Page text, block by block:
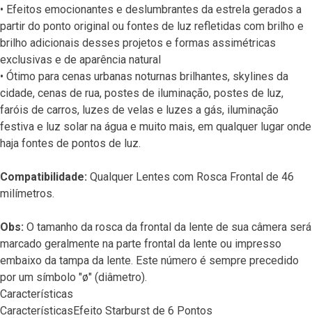
• Efeitos emocionantes e deslumbrantes da estrela gerados a
partir do ponto original ou fontes de luz refletidas com brilho e
brilho adicionais desses projetos e formas assimétricas
exclusivas e de aparência natural
• Ótimo para cenas urbanas noturnas brilhantes, skylines da
cidade, cenas de rua, postes de iluminação, postes de luz,
faróis de carros, luzes de velas e luzes a gás, iluminação
festiva e luz solar na água e muito mais, em qualquer lugar onde
haja fontes de pontos de luz.
Compatibilidade: Qualquer Lentes com Rosca Frontal de 46
milímetros.
Obs: O tamanho da rosca da frontal da lente de sua câmera será
marcado geralmente na parte frontal da lente ou impresso
embaixo da tampa da lente. Este número é sempre precedido
por um símbolo "ø" (diâmetro).
Características
CaracterísticasEfeito Starburst de 6 Pontos